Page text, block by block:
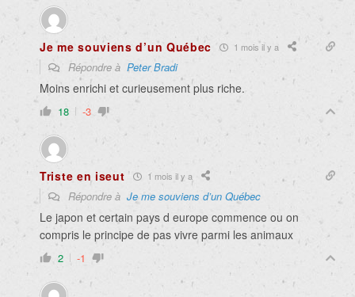
Je me souviens d’un Québec 1 mois il y a
Répondre à Peter Bradi
Moins enrichi et curieusement plus riche.
18 -3
Triste en iseut 1 mois il y a
Répondre à Je me souviens d’un Québec
Le japon et certain pays d europe commence ou on
compris le principe de pas vivre parmi les animaux
2 -1